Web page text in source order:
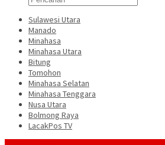
Sulawesi Utara
Manado
Minahasa
Minahasa Utara
Bitung
Tomohon
Minahasa Selatan
Minahasa Tenggara
Nusa Utara
Bolmong Raya
LacakPos TV